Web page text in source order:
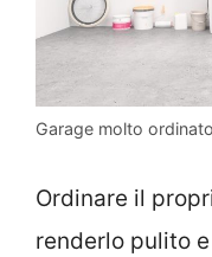
Garage molto
Ordinare il
renderlo pulito